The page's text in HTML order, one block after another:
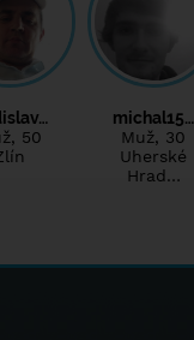
, 50
michal15…
Muž, 30
Uherské
Hrad…